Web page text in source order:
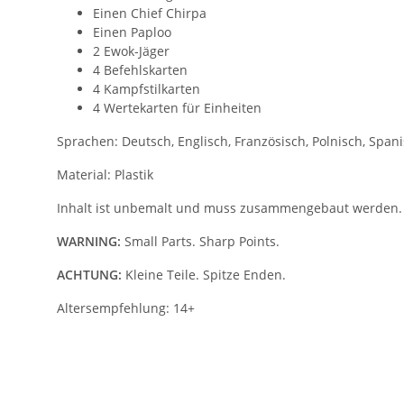
Einen Chief Chirpa
Einen Paploo
2 Ewok-Jäger
4 Befehlskarten
4 Kampfstilkarten
4 Wertekarten für Einheiten
Sprachen: Deutsch, Englisch, Französisch, Polnisch,
Material: Plastik
Inhalt ist unbemalt und muss zusammengebaut werden.
WARNING: Small Parts. Sharp Points.
ACHTUNG: Kleine Teile. Spitze Enden.
Altersempfehlung: 14+